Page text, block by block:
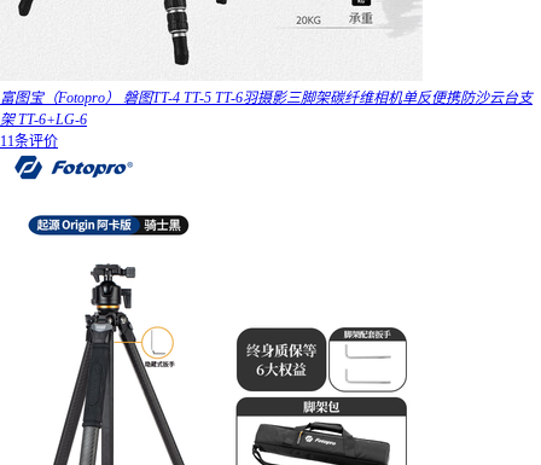
富图宝（Fotopro） 磐图TT-4 TT-5 TT-6羽摄影三脚架碳纤维相机单反便携防沙云台支
架 TT-6+LG-6
11条评价